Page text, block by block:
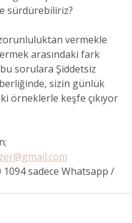
sürdürebiliriz?
vermekle
arasındaki fark
sorulara Şiddetsiz
sizin günlük
örneklerle keşfe çıkıyor
1094 sadece Whatsapp /